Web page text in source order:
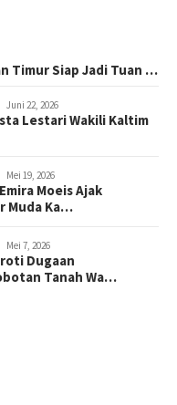
Timur Siap Jadi Tuan …
Juni 22, 2026
Lestari Wakili Kaltim
Mei 19, 2026
Moeis Ajak
Muda Ka…
Mei 7, 2026
Dugaan
Tanah Wa…